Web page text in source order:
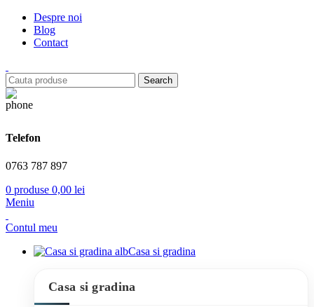
Despre noi
Blog
Contact
Search
Telefon
0763 787 897
0 produse 0,00 lei
Meniu
Contul meu
Casa si gradina
Casa si gradina